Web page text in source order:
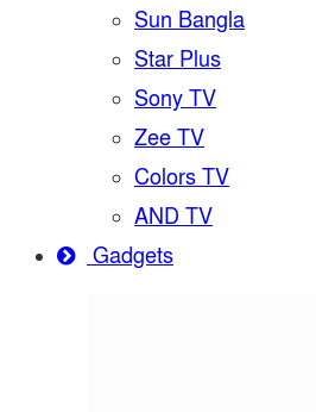
Sun Bangla
Star Plus
Sony TV
Zee TV
Colors TV
AND TV
Gadgets